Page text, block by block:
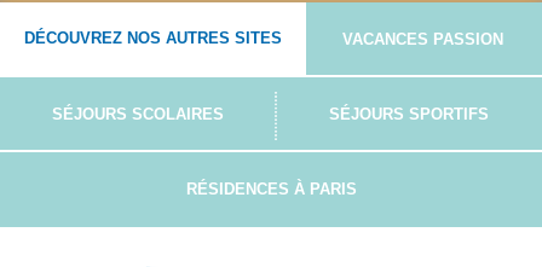
DÉCOUVREZ NOS AUTRES SITES VACANCES PASSION
SÉJOURS SCOLAIRES SÉJOURS SPORTIFS
RÉSIDENCES À PARIS